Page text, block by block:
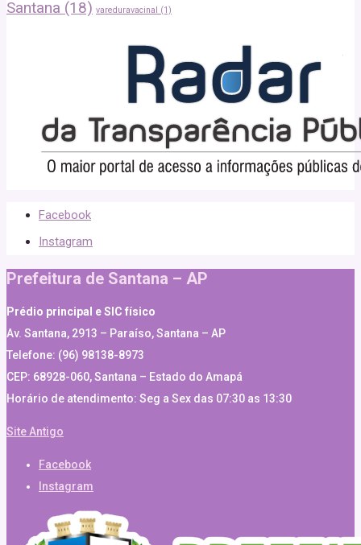
Santana (18) vareduravacinal (1)
Facebook
Instagram
Prefeitura de Santana – AP
Prédio principal e SIC físico
Av. Santana, 2913 – Paraíso, Santana – AP
Telefone: (96) 98138-8973
CEP: 68928-060, Santana – Estado do Amapá
Horário de atendimento: Seg a Sex das 07:30 as 13:30
Site Antigo
Facebook
Instagram